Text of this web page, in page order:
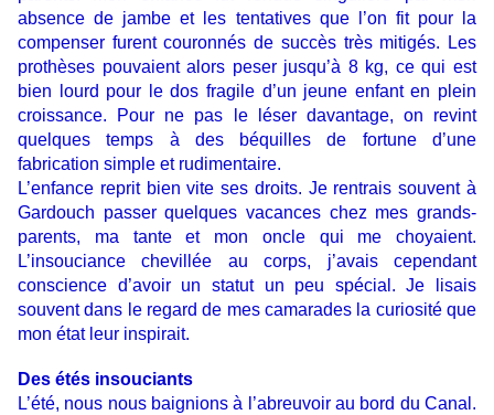
absence de jambe et les tentatives que l’on fit pour la
compenser furent couronnés de succès très mitigés. Les
prothèses pouvaient alors peser jusqu’à 8 kg, ce qui est
bien lourd pour le dos fragile d’un jeune enfant en plein
croissance. Pour ne pas le léser davantage, on revint
quelques temps à des béquilles de fortune d’une
fabrication simple et rudimentaire.
L’enfance reprit bien vite ses droits. Je rentrais souvent à
Gardouch passer quelques vacances chez mes grands-
parents, ma tante et mon oncle qui me choyaient.
L’insouciance chevillée au corps, j’avais cependant
conscience d’avoir un statut un peu spécial. Je lisais
souvent dans le regard de mes camarades la curiosité que
mon état leur inspirait.
Des étés insouciants
L’été, nous nous baignions à l’abreuvoir au bord du Canal.